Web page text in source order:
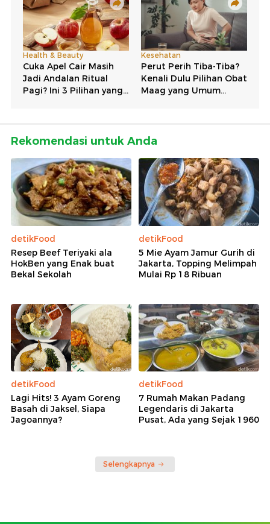
Rekomendasi untuk Anda
detikFood
Resep Beef Teriyaki ala
HokBen yang Enak buat
Bekal Sekolah
detikFood
5 Mie Ayam Jamur Gurih di
Jakarta, Topping Melimpah
Mulai Rp 18 Ribuan
detikFood
Lagi Hits! 3 Ayam Goreng
Basah di Jaksel, Siapa
Jagoannya?
detikFood
7 Rumah Makan Padang
Legendaris di Jakarta
Pusat, Ada yang Sejak 1960
Selengkapnya